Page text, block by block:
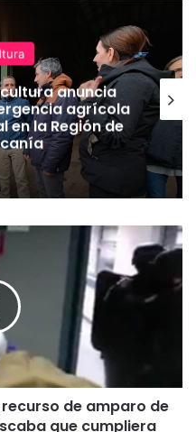
anuncia
agrícola
en la Región de
de amparo de
que cumpliera